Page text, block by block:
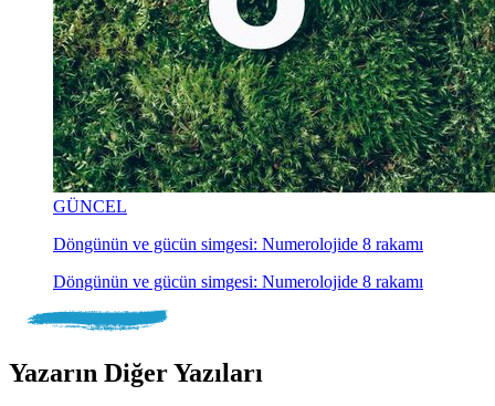
GÜNCEL
Döngünün ve gücün simgesi: Numerolojide 8 rakamı
Döngünün ve gücün simgesi: Numerolojide 8 rakamı
Yazarın Diğer Yazıları